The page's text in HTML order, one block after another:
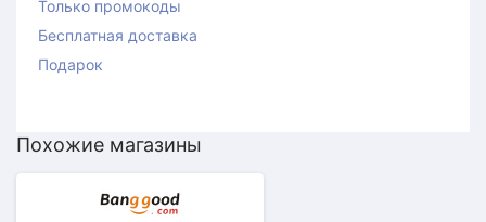
Только промокоды
Бесплатная доставка
Подарок
Похожие магазины